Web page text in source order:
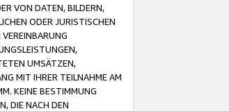
VON DATEN, BILDERN,
ODER JURISTISCHEN
UMSÄTZEN,
MIT IHRER TEILNAHME AM
KEINE BESTIMMUNG
DIE NACH DEN